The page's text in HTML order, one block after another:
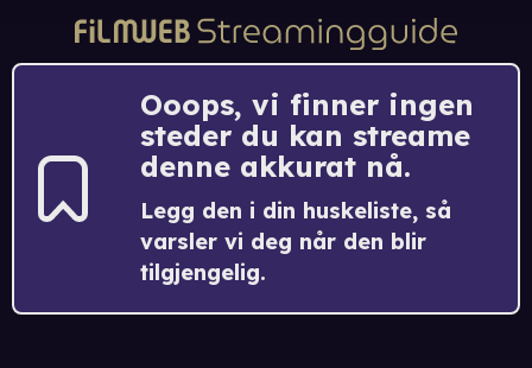
Ooops, vi finner ingen
steder du kan streame
denne akkurat nå.
Legg den i din huskeliste, så
varsler vi deg når den blir
tilgjengelig.